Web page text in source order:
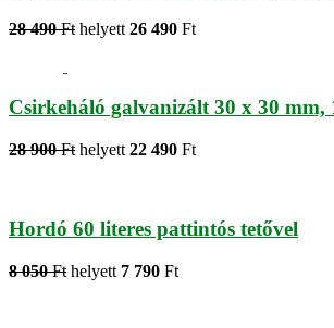
28 490 Ft helyett 26 490 Ft
Csirkeháló galvanizált 30 x 30 mm,
28 900 Ft helyett 22 490 Ft
Hordó 60 literes pattintós tetővel
8 050 Ft helyett 7 790 Ft